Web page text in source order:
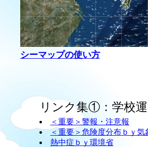
シーマップの使い方
リンク集①：学校
＜重要＞警報・注意報
＜重要＞危険度分布ｂｙ気
熱中症ｂｙ環境省